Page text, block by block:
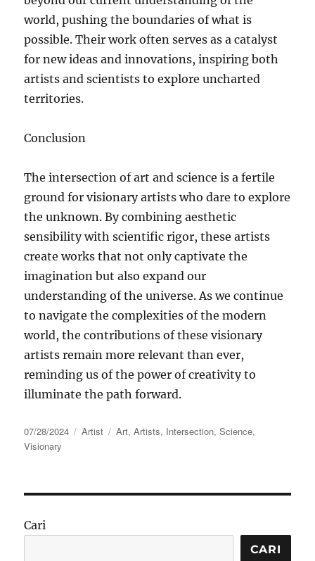
world, pushing the boundaries of what is
possible. Their work often serves as a catalyst
for new ideas and innovations, inspiring both
artists and scientists to explore uncharted
territories.
Conclusion
The intersection of art and science is a fertile
ground for visionary artists who dare to explore
the unknown. By combining aesthetic
sensibility with scientific rigor, these artists
create works that not only captivate the
imagination but also expand our
understanding of the universe. As we continue
to navigate the complexities of the modern
world, the contributions of these visionary
artists remain more relevant than ever,
reminding us of the power of creativity to
illuminate the path forward.
Posted
on
07/28/2024 Categories
Artist Tags
Art,Artists, Intersection,Science,
Visionary
Cari
CARI